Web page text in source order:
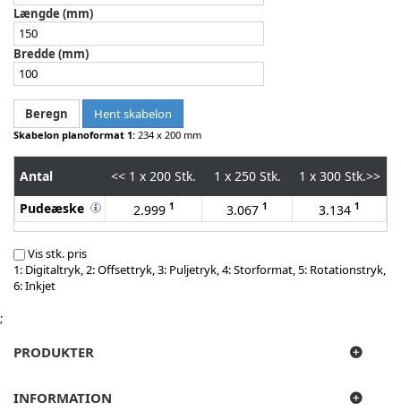
Længde (mm)
Bredde (mm)
Hent skabelon
Skabelon planoformat 1: 234 x 200 mm
Antal << 1 x 200 Stk. 1 x 250 Stk. 1 x 300 Stk.>>
Pudeæske
2.999 1 3.067 1 3.134 1
Vis stk. pris
1: Digitaltryk, 2: Offsettryk, 3: Puljetryk, 4: Storformat, 5: Rotationstryk,
6: Inkjet
;
PRODUKTER
INFORMATION